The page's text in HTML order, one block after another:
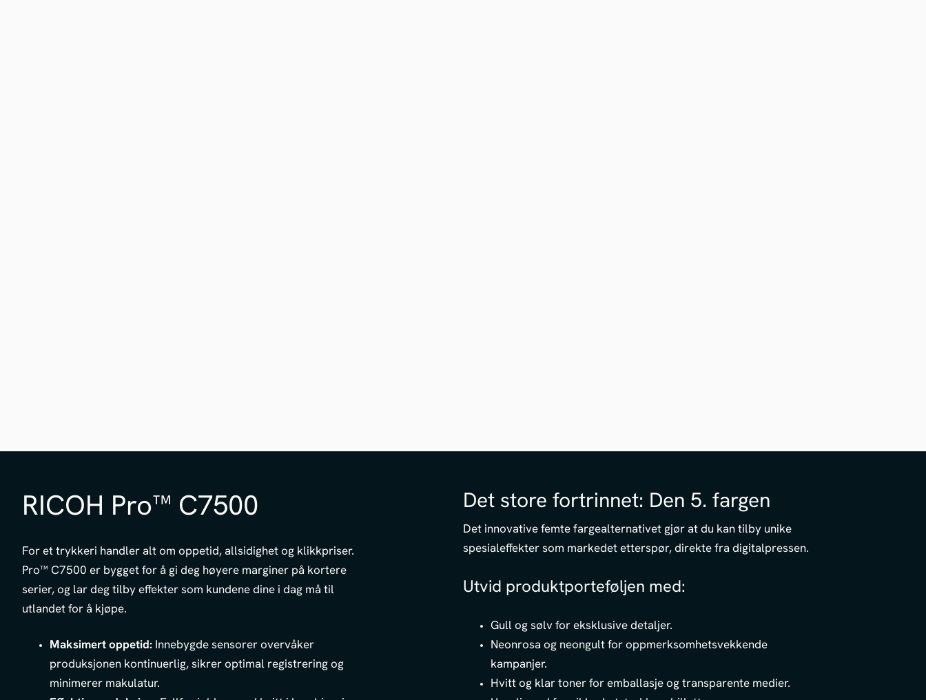
RICOH Pro™ C7500
For et trykkeri handler alt om oppetid, allsidighet og klikkpriser.
Pro™ C7500 er bygget for å gi deg høyere marginer på kortere
serier, og lar deg tilby effekter som kundene dine i dag må til
utlandet for å kjøpe.
Maksimert oppetid: Innebygde sensorer overvåker
produksjonen kontinuerlig, sikrer optimal registrering og
minimerer makulatur.
Det store fortrinnet: Den 5. fargen
Det innovative femte fargealternativet gjør at du kan tilby unike
spesialeffekter som markedet etterspør, direkte fra digitalpressen.
Utvid produktporteføljen med:
Gull og sølv for eksklusive detaljer.
Neonrosa og neongult for oppmerksomhetsvekkende
kampanjer.
Hvitt og klar toner for emballasje og transparente medier.